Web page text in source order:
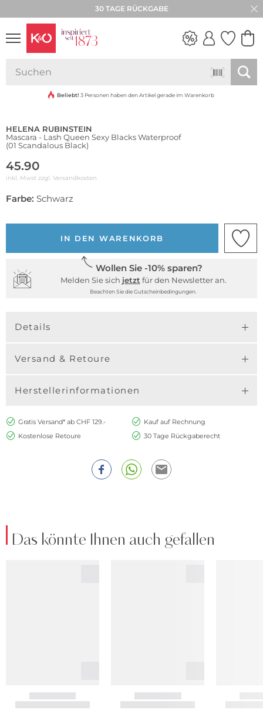
30 TAGE RÜCKGABE
VIBES
Wasserfest
Beliebt! 3 Personen haben den Artikel gerade im Warenkorb
HELENA RUBINSTEIN
Mascara - Lash Queen Sexy Blacks Waterproof
(01 Scandalous Black)
45.90
inkl. Mwst zzgl. Versandkosten
Farbe: Schwarz
IN DEN WARENKORB
Wollen Sie -10% sparen?
Melden Sie sich jetzt für den Newsletter an.
Beachten Sie die Gutscheinbedingungen.
Details
Versand & Retoure
Herstellerinformationen
Gratis Versand* ab CHF 129.-
Kauf auf Rechnung
Kostenlose Retoure
30 Tage Rückgaberecht
Das könnte Ihnen auch gefallen